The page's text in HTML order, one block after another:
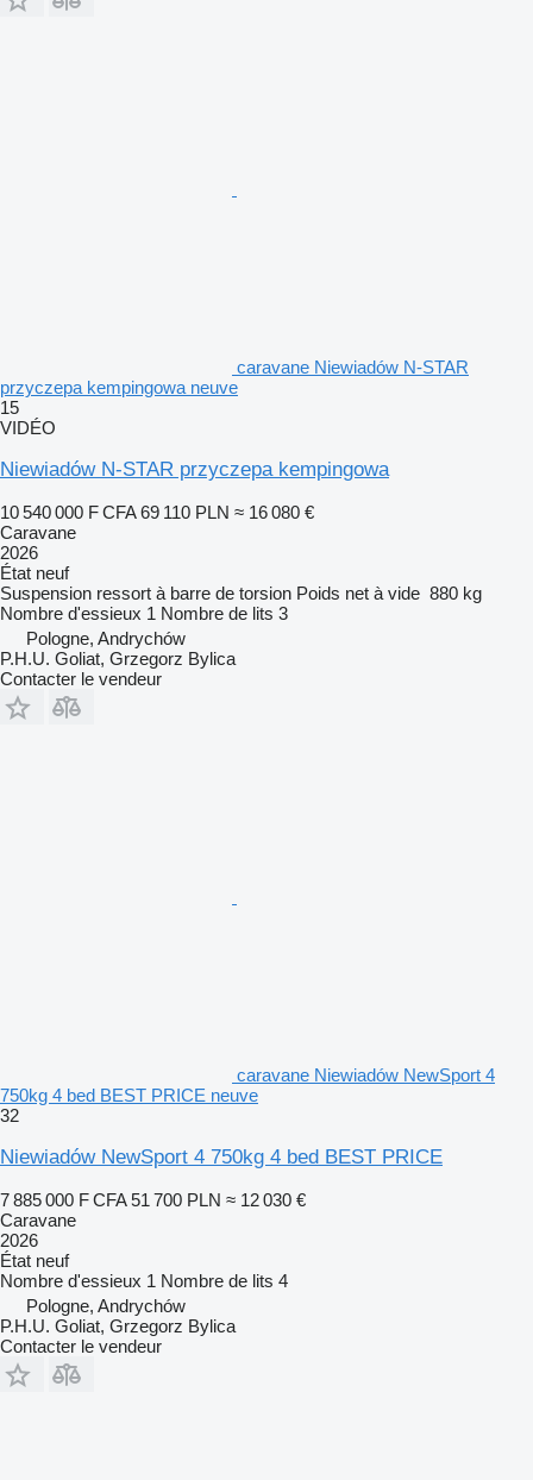
caravane Niewiadów N-STAR
przyczepa kempingowa neuve
15
VIDÉO
Niewiadów N-STAR przyczepa kempingowa
10 540 000 F CFA 69 110 PLN ≈ 16 080 €
Caravane
2026
État neuf
Suspension ressort à barre de torsion Poids net à vide 880 kg
Nombre d'essieux 1 Nombre de lits 3
Pologne, Andrychów
P.H.U. Goliat, Grzegorz Bylica
Contacter le vendeur
caravane Niewiadów NewSport 4
750kg 4 bed BEST PRICE neuve
32
Niewiadów NewSport 4 750kg 4 bed BEST PRICE
7 885 000 F CFA 51 700 PLN ≈ 12 030 €
Caravane
2026
État neuf
Nombre d'essieux 1 Nombre de lits 4
Pologne, Andrychów
P.H.U. Goliat, Grzegorz Bylica
Contacter le vendeur